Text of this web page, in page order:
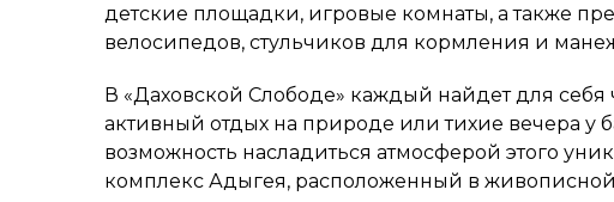
детские площадки, игровые комнаты, а также
велосипедов, стульчиков для кормления и
В «Даховской Слободе» каждый найдет для себя
активный отдых на природе или тихие вечера у
возможность насладиться атмосферой этого
комплекс Адыгея, расположенный в живописной